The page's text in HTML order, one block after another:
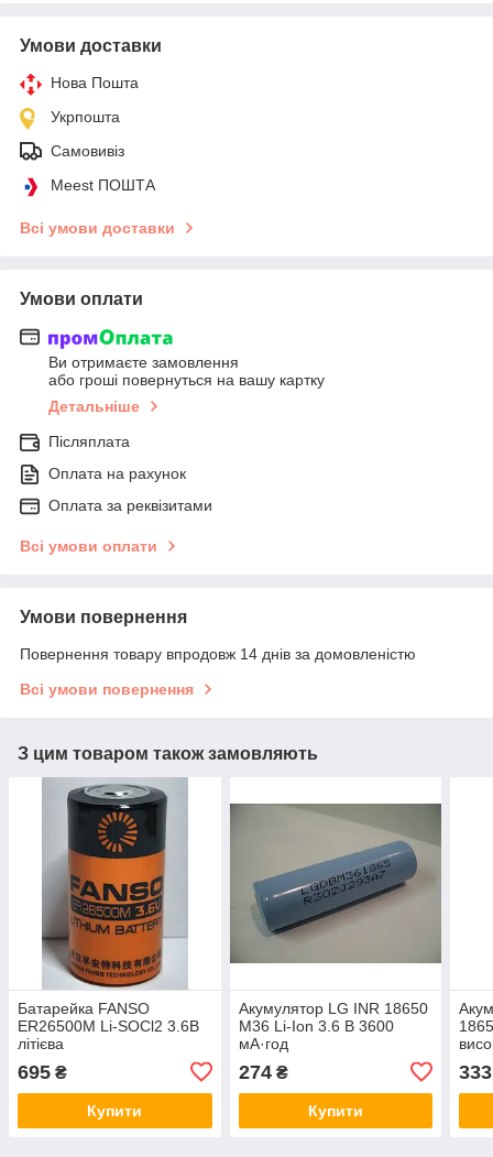
Умови доставки
Нова Пошта
Укрпошта
Самовивіз
Meest ПОШТА
Всі умови доставки
Умови оплати
Ви отримаєте замовлення
або гроші повернуться на вашу картку
Детальніше
Післяплата
Оплата на рахунок
Оплата за реквізитами
Всі умови оплати
Умови повернення
Повернення товару впродовж 14 днів за домовленістю
Всі умови повернення
З цим товаром також замовляють
Батарейка FANSO
ER26500M Li-SOCl2 3.6В
літієва
695 ₴
Купити
Акумулятор LG INR 18650
M36 Li-Ion 3.6 В 3600
мА·год
274₴
Купити
333